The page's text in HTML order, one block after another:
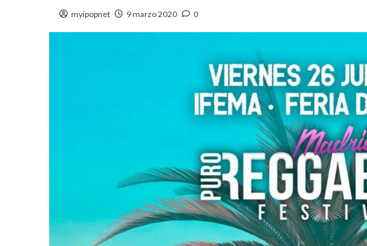
myipopnet 9 marzo 2020 0